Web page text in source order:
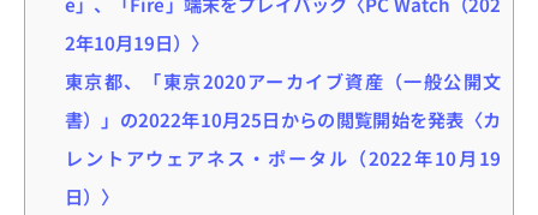
2年10月19日）〉
東京都、「東京2020アーカイブ資産（一般公開文
書）」の2022年10月25日からの閲覧開始を発表〈カ
レントアウェアネス・ポータル（2022年10月19
日）〉